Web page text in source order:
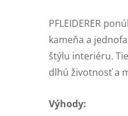
PFLEIDERER
kameňa a
štýlu interiéru.
dlhú životnosť a
Výhody: